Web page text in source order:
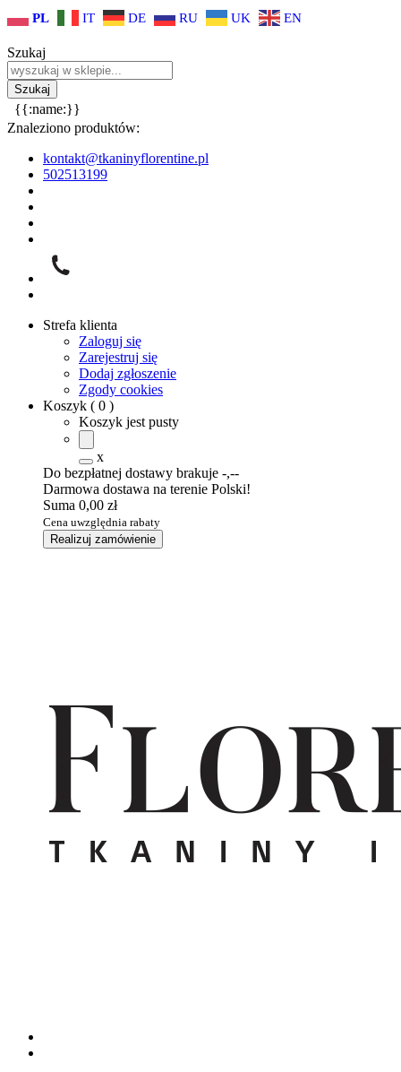
PL IT DE RU UK EN
Szukaj
{{:name:}}
Znaleziono produktów:
kontakt@tkaninyflorentine.pl
502513199
Strefa klienta
Zaloguj się
Zarejestruj się
Dodaj zgłoszenie
Zgody cookies
Koszyk ( 0 )
Koszyk jest pusty
x
Do bezpłatnej dostawy brakuje -,--
Darmowa dostawa na terenie Polski!
Suma 0,00 zł
Cena uwzględnia rabaty
Realizuj zamówienie